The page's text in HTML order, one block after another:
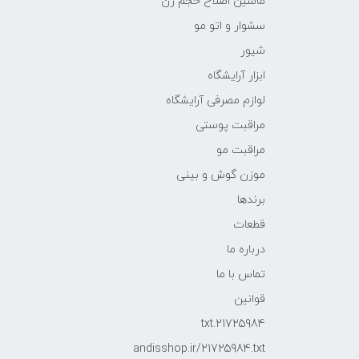
سشوار و اتو مو
شیور
ابزار آرایشگاه
لوازم مصرفی آرایشگاه
مراقبت پوستی
مراقبت مو
موزن گوش و بینی
برندها
قطعات
درباره ما
تماس با ما
قوانین
21725984.txt
andisshop.ir/21725984.txt